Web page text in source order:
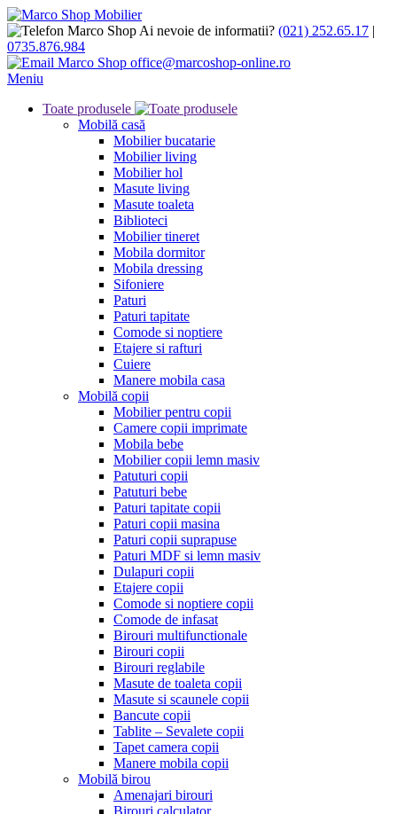
Ai nevoie de informatii? (021) 252.65.17 |
0735.876.984
office@marcoshop-online.ro
Meniu
Toate produsele
Mobilă casă
Mobilier bucatarie
Mobilier living
Mobilier hol
Masute living
Masute toaleta
Biblioteci
Mobilier tineret
Mobila dormitor
Mobila dressing
Sifoniere
Paturi
Paturi tapitate
Comode si noptiere
Etajere si rafturi
Cuiere
Manere mobila casa
Mobilă copii
Mobilier pentru copii
Camere copii imprimate
Mobila bebe
Mobilier copii lemn masiv
Patuturi copii
Patuturi bebe
Paturi tapitate copii
Paturi copii masina
Paturi copii suprapuse
Paturi MDF si lemn masiv
Dulapuri copii
Etajere copii
Comode si noptiere copii
Comode de infasat
Birouri multifunctionale
Birouri copii
Birouri reglabile
Masute de toaleta copii
Masute si scaunele copii
Bancute copii
Tablite – Sevalete copii
Tapet camera copii
Manere mobila copii
Mobilă birou
Amenajari birouri
Birouri calculator